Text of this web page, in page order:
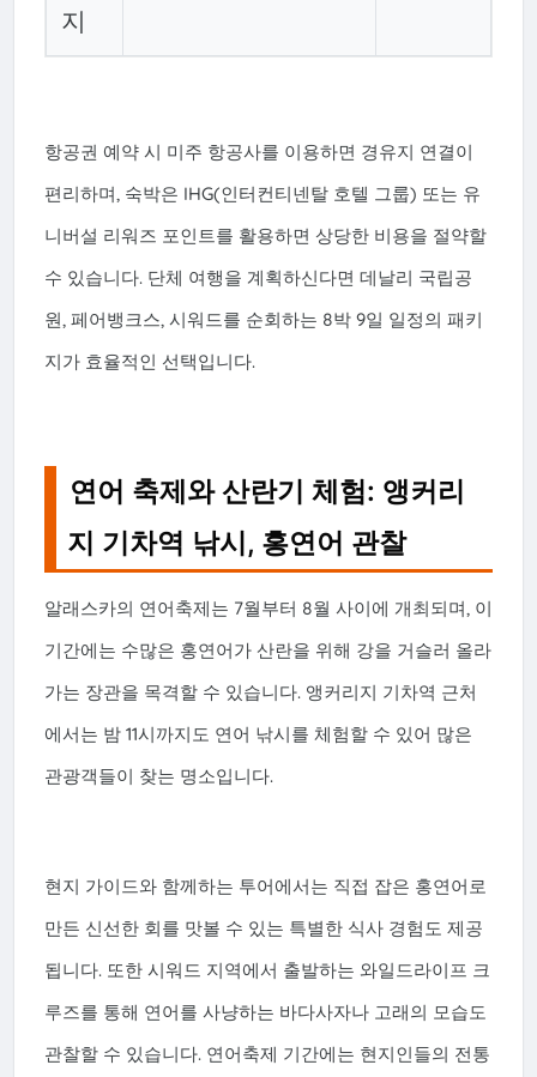
지
항공권 예약 시 미주 항공사를 이용하면 경유지 연결이
편리하며, 숙박은 IHG(인터컨티넨탈 호텔 그룹) 또는 유
니버설 리워즈 포인트를 활용하면 상당한 비용을 절약할
수 있습니다. 단체 여행을 계획하신다면 데날리 국립공
원, 페어뱅크스, 시워드를 순회하는 8박 9일 일정의 패키
지가 효율적인 선택입니다.
연어 축제와 산란기 체험: 앵커리
지 기차역 낚시, 홍연어 관찰
알래스카의 연어축제는 7월부터 8월 사이에 개최되며, 이
기간에는 수많은 홍연어가 산란을 위해 강을 거슬러 올라
가는 장관을 목격할 수 있습니다. 앵커리지 기차역 근처
에서는 밤 11시까지도 연어 낚시를 체험할 수 있어 많은
관광객들이 찾는 명소입니다.
현지 가이드와 함께하는 투어에서는 직접 잡은 홍연어로
만든 신선한 회를 맛볼 수 있는 특별한 식사 경험도 제공
됩니다. 또한 시워드 지역에서 출발하는 와일드라이프 크
루즈를 통해 연어를 사냥하는 바다사자나 고래의 모습도
관찰할 수 있습니다. 연어축제 기간에는 현지인들의 전통